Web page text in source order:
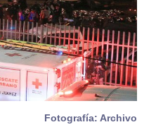
Fotografía: Archivo